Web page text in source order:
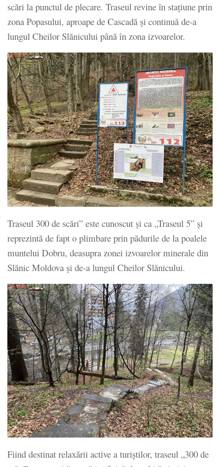
scări la punctul de plecare. Traseul revine în staţiune prin
zona Popasului, aproape de Cascadă şi continuă de-a
lungul Cheilor Slănicului până în zona izvoarelor.
Traseul 300 de scări” este cunoscut şi ca „Traseul 5” şi
reprezintă de fapt o plimbare prin pădurile de la poalele
muntelui Dobru, deasupra zonei izvoarelor minerale din
Slănic Moldova şi de-a lungul Cheilor Slănicului.
Fiind destinat relaxării active a turiştilor, traseul „300 de